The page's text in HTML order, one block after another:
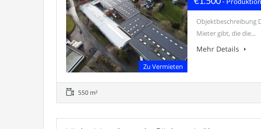
Zu Vermieten
Objektbeschreibung
Mieter gibt, die die...
Mehr Details
550 m²